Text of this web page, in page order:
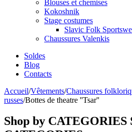
Blouses et chemises
Kokoshnik
Stage costumes
Slavic Folk
Chaussures Valenkis
Soldes
Blog
Contacts
Accueil/Vêtements/Chaussures
russes/Bottes de theatre ''Tsar''
Shop by CATEGORIES